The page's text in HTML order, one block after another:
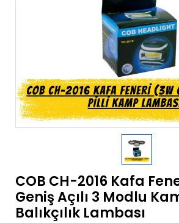
COB CH-2016 Kafa
Geniş Açılı 3 Modlu
Balıkçılık Lambası